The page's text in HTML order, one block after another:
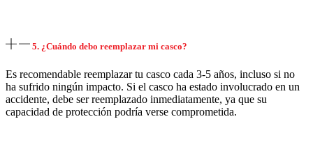
5. ¿Cuándo debo reemplazar mi casco?
Es recomendable reemplazar tu casco cada 3-5 años, incluso si no
ha sufrido ningún impacto. Si el casco ha estado involucrado en un
accidente, debe ser reemplazado inmediatamente, ya que su
capacidad de protección podría verse comprometida.